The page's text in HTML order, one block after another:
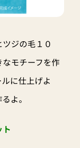
ジの毛１０
モチーフを作
に仕上げよ
よ。